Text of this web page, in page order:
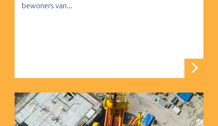
bewoners van...